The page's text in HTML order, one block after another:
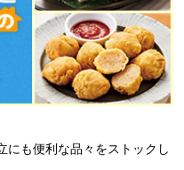
にも便利な品々をストックし